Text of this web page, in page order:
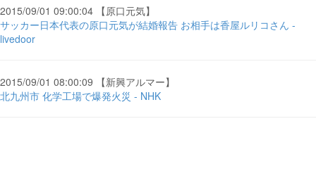
2015/09/01 09:00:04 【原口元気】
サッカー日本代表の原口元気が結婚報告 お相手は香屋ルリコさん -
livedoor
2015/09/01 08:00:09 【新興アルマー】
北九州市 化学工場で爆発火災 - NHK